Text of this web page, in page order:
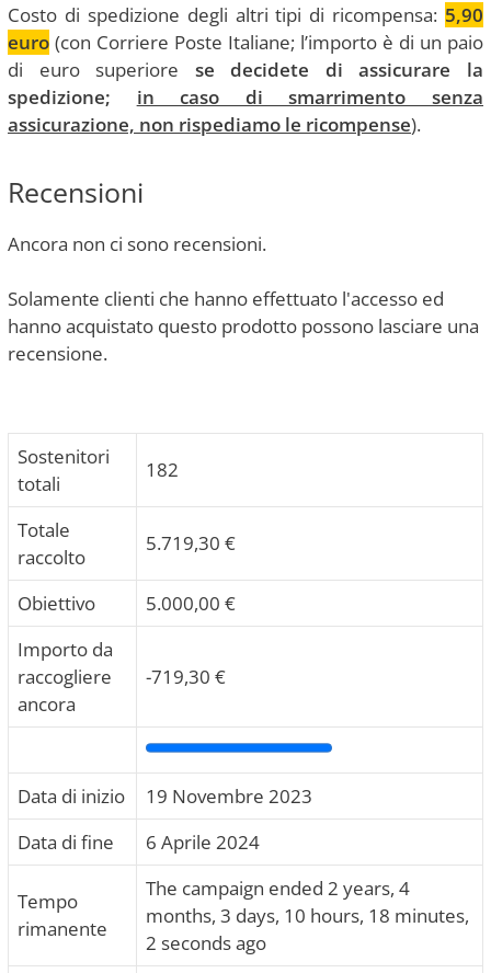
Costo di spedizione degli altri tipi di ricompensa: 5,90
euro (con Corriere Poste Italiane; l’importo è di un paio
di euro superiore se decidete di assicurare la
spedizione;
in caso di smarrimento senza
assicurazione, non rispediamo le ricompense).
Recensioni
Ancora non ci sono recensioni.
Solamente clienti che hanno effettuato l'accesso ed
hanno acquistato questo prodotto possono lasciare una
recensione.
Sostenitori
totali
182
Totale
raccolto
5.719,30 €
Obiettivo 5.000,00 €
Importo da
raccogliere
ancora
-719,30 €
Data di inizio
19 Novembre 2023
Data di fine
6 Aprile 2024
Tempo
rimanente
The campaign ended 2 years, 4
months, 3 days, 10 hours, 18 minutes,
2 seconds ago